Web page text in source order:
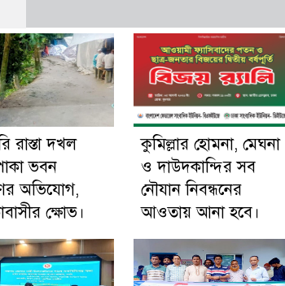
রাস্তা দখল
ভবন
অভিযোগ,
ক্ষোভ।
কুমিল্লার হোমনা, মেঘনা
ও দাউদকান্দির সব
নৌযান নিবন্ধনের
আওতায় আনা হবে।